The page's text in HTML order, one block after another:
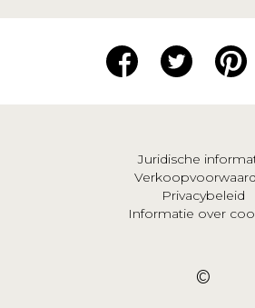
Juridische
Privacybeleid
Informatie over
©